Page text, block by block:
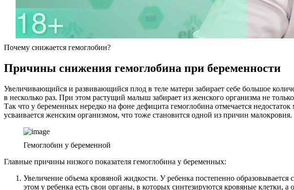
Почему снижается гемоглобин?
Причины снижения гемоглобина при беременности
Увеличивающийся и развивающийся плод в теле матери забирает себе большое
в несколько раз. При этом растущий малыш забирает из женского организма не
Так что у беременных нередко на фоне дефицита гемоглобина отмечается
усваивается женским организмом, что тоже становится одной из причин малокровия.
Гемоглобин у беременной
Главные причины низкого показателя гемоглобина у беременных:
Увеличение объема кровяной жидкости. У ребенка постепенно
этом у ребенка есть свои органы, в которых синтезируются кровяные клетки,